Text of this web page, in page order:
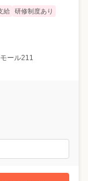
給
研修制度あり
ール211